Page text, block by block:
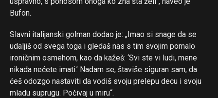
Bufon.
Slavni italijanski golman dodao je: „Imao si snage da se
udaljiš od svega toga i gledaš nas s tim svojim pomalo
ironičnim osmehom, kao da kažeš: ‘Svi ste vi ludi, mene
nikada nećete imati.’ Nadam se, štaviše siguran sam, da
ćeš odozgo nastaviti da vodiš svoju prelepu decu i svoju
mladu suprugu. Počivaj u miru“.
Email